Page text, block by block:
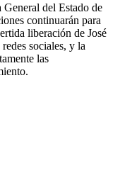
del Estado de
continuarán para
liberación de José
sociales, y la
las